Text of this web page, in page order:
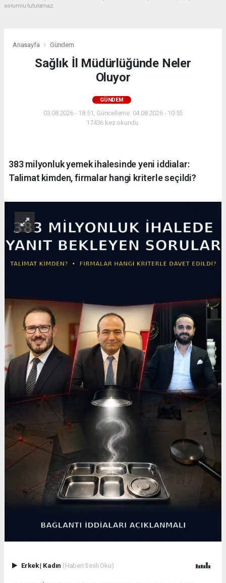
sorumlu tutulamaz.
Anasayfa Gündem
Sağlık İl Müdürlüğünde Neler
Oluyor
GÜNDEM
03.08.2026 - 18:51, Güncelleme: 04.08.2026 - 10:55
17436 kez okundu.
383 milyonluk yemek ihalesinde yeni iddialar:
Talimat kimden, firmalar hangi kriterle seçildi?
Erkek| Kadın (Haberi Sesli Oku)